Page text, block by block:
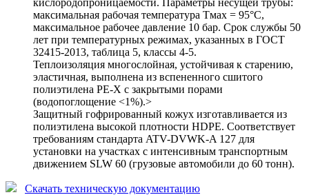
максимальная рабочая температура Тмах = 95°С,
максимальное рабочее давление 10 бар. Срок службы 50
лет при температурных режимах, указанных в ГОСТ
32415-2013, таблица 5, классы 4-5.
Теплоизоляция многослойная, устойчивая к старению,
эластичная, выполнена из вспененного сшитого
полиэтилена PE-X с закрытыми порами
(водопоглощение <1%).>
Защитный гофрированный кожух изготавливается из
полиэтилена высокой плотности HDPE. Соответствует
требованиям стандарта ATV-DVWK-A 127 для
установки на участках с интенсивным транспортным
движением SLW 60 (грузовые автомобили до 60 тонн).
Скачать техническую документацию